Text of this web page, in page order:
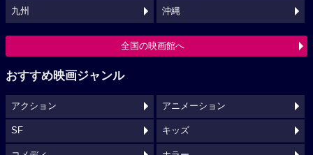
九州 沖縄
全国の映画館へ
おすすめ映画ジャンル
アクション アニメーション
SF キッズ